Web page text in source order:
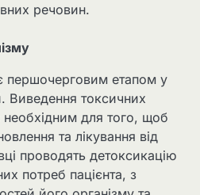
речовин.
першочерговим етапом у
Виведення токсичних
необхідним для того, щоб
та лікування від
проводять детоксикацію
потреб пацієнта, з